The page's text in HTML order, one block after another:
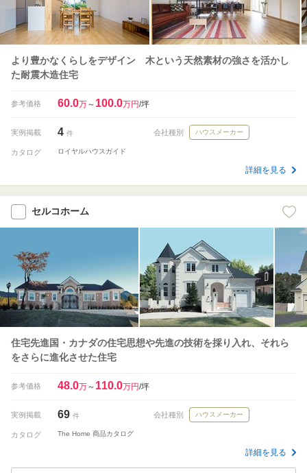
より豊かなくらしをデザイン 木という天然素材の強さを活かし
た耐震木造住宅
参考価格 60.0万～ 100.0万円/坪
実例掲載 4 件 会社種別 ハウスメーカー
カタログ ロイヤルハウスガイド
詳細を見る
セルコホーム
住宅先進国・カナダの住宅思想や先進の技術を採り入れ、それら
をさらに進化させた住宅
参考価格 48.0万～ 110.0万円/坪
実例掲載 69 件 会社種別 ハウスメーカー
カタログ The Home 商品カタログ
詳細を見る